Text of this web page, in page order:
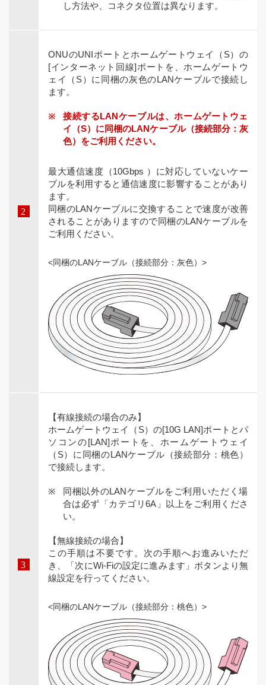
し方法や、コネクタ位置は異なります。
ONUのUNIポートとホームゲートウェイ（S）の
[インターネット回線]ポートを、ホームゲートウ
ェイ（S）に同梱の灰色のLANケーブルで接続し
ます。
接続するLANケーブルは、ホームゲートウェ
イ（S）に同梱のLANケーブル（接続部分：灰
色）をご利用ください。
最大通信速度（10Gbps ）に対応していないケー
ブルを利用すると通信速度に影響することがあり
ます。
同梱のLANケーブルに交換することで速度が改善
されることがありますので同梱のLANケーブルを
ご利用ください。
<同梱のLANケーブル（接続部分：灰色）>
【有線接続の場合のみ】
ホームゲートウェイ（S）の[10G LAN]ポートとパ
ソコンの[LAN]ポートを、ホームゲートウェイ
（S）に同梱のLANケーブル（接続部分：桃色）
で接続します。
同梱以外のLANケーブルをご利用いただく場
合は必ず「カテゴリ6A」以上をご利用くださ
い。
【無線接続の場合】
この手順は不要です。次の手順へお進みいただ
き、「次にWi-Fiの設定に進みます」ボタンより無
線設定を行ってください。
<同梱のLANケーブル（接続部分：桃色）>